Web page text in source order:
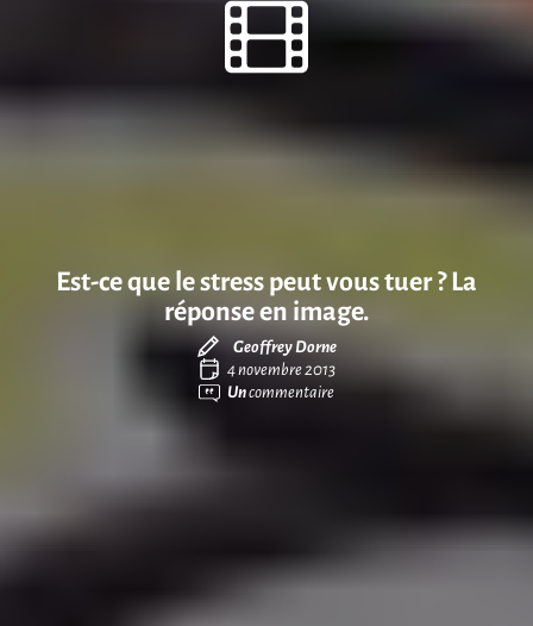
Est-ce que le stress peut vous tuer ? La
réponse en image.
Geoffrey Dorne
4 novembre 2013
Uncommentaire